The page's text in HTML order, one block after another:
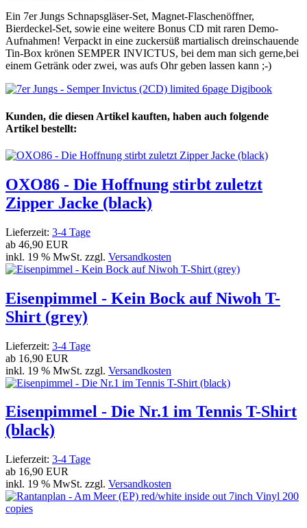
Ein 7er Jungs Schnapsgläser-Set, Magnet-Flaschenöffner,
Bierdeckel-Set, sowie eine weitere Bonus CD mit raren Demo-
Aufnahmen! Verpackt in eine zuckersüß martialisch dreinschauende
Tin-Box krönen SEMPER INVICTUS, bei dem man sich gerne,bei
einem Getränk oder zwei, was aufs Ohr geben lassen kann ;-)
Kunden, die diesen Artikel kauften, haben auch folgende
Artikel bestellt:
OXO86 - Die Hoffnung stirbt zuletzt
Zipper Jacke (black)
Lieferzeit: 3-4 Tage
ab 46,90 EUR
inkl. 19 % MwSt. zzgl. Versandkosten
Eisenpimmel - Kein Bock auf Niwoh T-
Shirt (grey)
Lieferzeit: 3-4 Tage
ab 16,90 EUR
inkl. 19 % MwSt. zzgl. Versandkosten
Eisenpimmel - Die Nr.1 im Tennis T-Shirt
(black)
Lieferzeit: 3-4 Tage
ab 16,90 EUR
inkl. 19 % MwSt. zzgl. Versandkosten